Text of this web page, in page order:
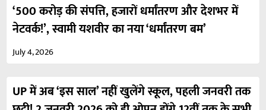
‘500 करोड़ की संपत्ति, हजारों धर्मांतरण और देशभर में
नेटवर्क!’, स्वामी यशवीर का नया ‘धर्मांतरण बम’
July 4, 2026
UP में अब ‘इस साल’ नहीं खुलेंगे स्कूल, पहली जनवरी तक